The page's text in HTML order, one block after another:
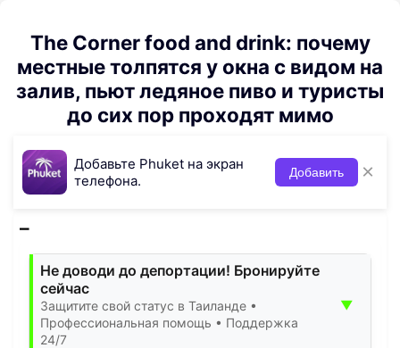
The Corner food and drink: почему
местные толпятся у окна с видом на
залив, пьют ледяное пиво и туристы
до сих пор проходят мимо
Добавьте Phuket на экран
телефона.
Добавить ×
Не доводи до депортации! Бронируйте
сейчас
Защитите свой статус в Таиланде •
Профессиональная помощь • Поддержка
24/7
▼